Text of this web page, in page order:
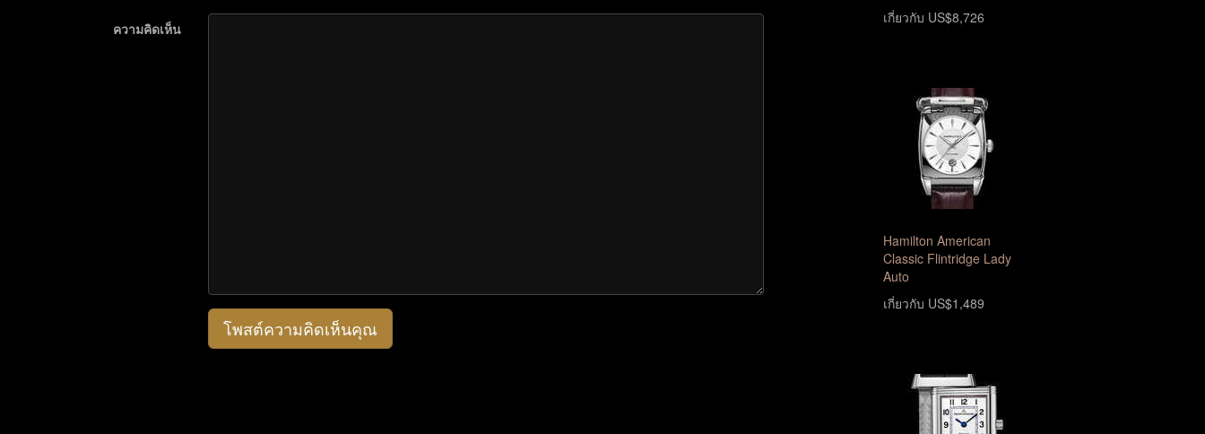
ความคิดเห็น
โพสต์ความคิดเห็นคุณ
เกี่ยวกับ US$8,726
Hamilton American
Classic Flintridge Lady
Auto
เกี่ยวกับ US$1,489